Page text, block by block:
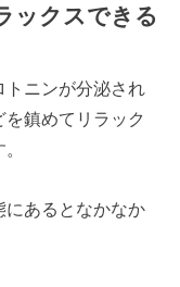
ックスできる
トニンが分泌され
鎮めてリラック
にあるとなかなか